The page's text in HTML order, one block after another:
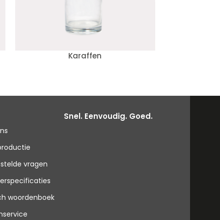
Karaffen
Snel. Eenvoudig. Goed.
vragen
woordenboek